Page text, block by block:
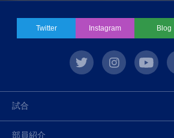
試合
部員紹介
Twitter Instagram Blog
twitter